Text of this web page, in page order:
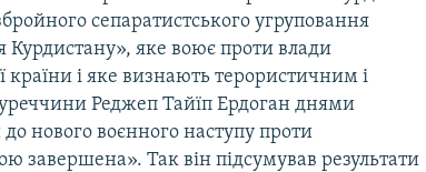
сепаратистського угруповання
Курдистану», яке воює проти влади
країни і яке визнають терористичним і
Реджеп Тайїп Ердоган днями
нового воєнного наступу проти
завершена». Так він підсумував результати